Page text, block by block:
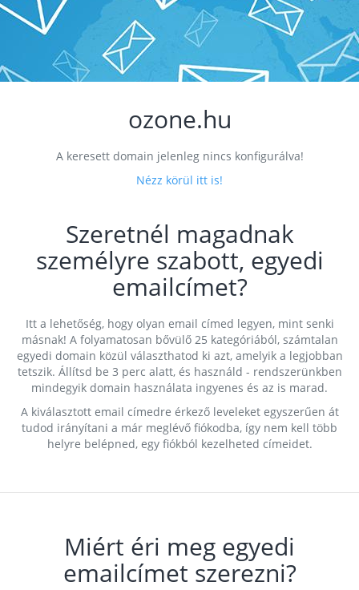
ozone.hu
A keresett domain jelenleg nincs konfigurálva!
Nézz körül itt is!
Szeretnél magadnak
személyre szabott, egyedi
emailcímet?
Itt a lehetőség, hogy olyan email címed legyen, mint senki
másnak! A folyamatosan bővülő 25 kategóriából, számtalan
egyedi domain közül választhatod ki azt, amelyik a legjobban
tetszik. Állítsd be 3 perc alatt, és használd - rendszerünkben
mindegyik domain használata ingyenes és az is marad.
A kiválasztott email címedre érkező leveleket egyszerűen át
tudod irányítani a már meglévő fiókodba, így nem kell több
helyre belépned, egy fiókból kezelheted címeidet.
Miért éri meg egyedi
emailcímet szerezni?